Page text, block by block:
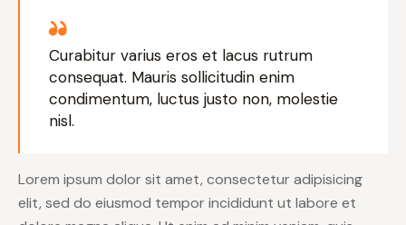
Curabitur varius eros et lacus rutrum
consequat. Mauris sollicitudin enim
condimentum, luctus justo non, molestie
nisl.
Lorem ipsum dolor sit amet, consectetur adipisicing
elit, sed do eiusmod tempor incididunt ut labore et